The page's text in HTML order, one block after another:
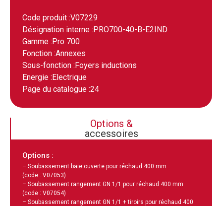
Code produit :V07229
Désignation interne :PRO700-40-B-E2IND
Gamme :Pro 700
Fonction :Annexes
Sous-fonction :Foyers inductions
Energie :Electrique
Page du catalogue :24
Options &
accessoires
Options :
– Soubassement baie ouverte pour réchaud 400 mm
(code : V07053)
– Soubassement rangement GN 1/1 pour réchaud 400 mm
(code : V07054)
– Soubassement rangement GN 1/1 + tiroirs pour réchaud 400